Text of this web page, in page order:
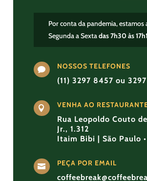
Por conta da pandemia, estamos
Segunda a Sextadas 7h30 às
 NOSSOS TELEFONES
(11) 3297 8457 ou
 VENHA AO
Rua Leopoldo Couto
Jr., 1.312
Itaim Bibi | São Paulo •
 PEÇA POR EMAIL